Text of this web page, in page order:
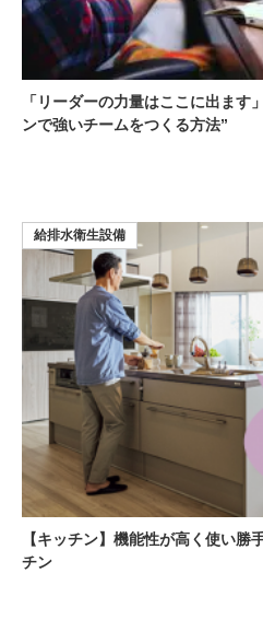
「リーダーの力量はここに出ます
ンで強いチームをつくる方法”
【キッチン】機能性が高く使い
チン
給排水衛生設備